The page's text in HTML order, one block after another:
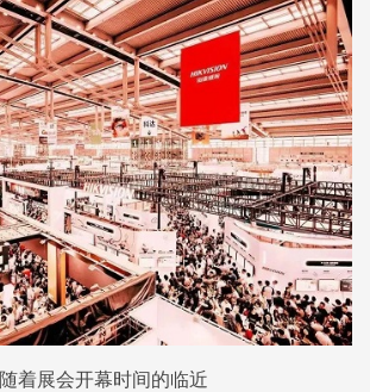
随着展会开幕时间的临近